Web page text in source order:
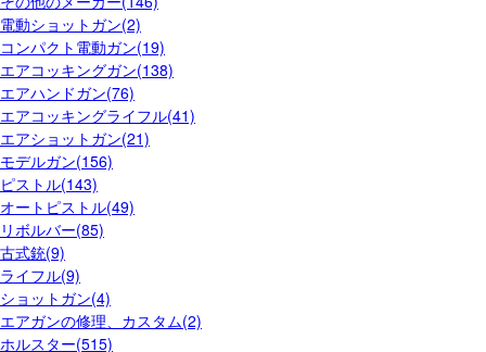
電動ショットガン(2)
コンパクト電動ガン(19)
エアコッキングガン(138)
エアハンドガン(76)
エアコッキングライフル(41)
エアショットガン(21)
モデルガン(156)
ピストル(143)
オートピストル(49)
リボルバー(85)
古式銃(9)
ライフル(9)
ショットガン(4)
エアガンの修理、カスタム(2)
ホルスター(515)